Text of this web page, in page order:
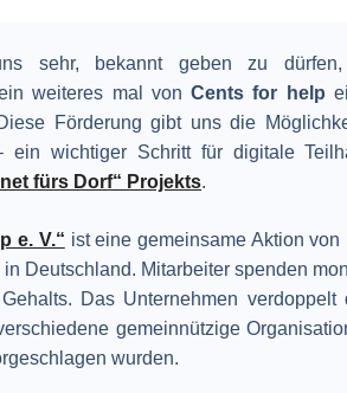
sehr, bekannt geben zu dürfen,
weiteres mal vonCents for help
Förderung gibt uns die
ein wichtiger Schritt für digitale
fürs Dorf“ Projekts.
e. V.“ ist eine gemeinsame Aktion
Deutschland. Mitarbeiter spenden
Das Unternehmen
gemeinnützige
wurden.